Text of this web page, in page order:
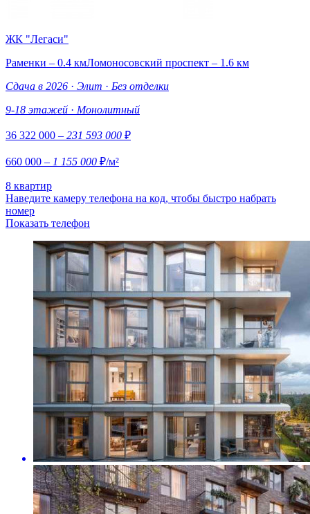
ЖК "Легаси"
Раменки – 0.4 кмЛомоносовский проспект – 1.6 км
Сдача в 2026 · Элит · Без отделки
9-18 этажей · Монолитный
36 322 000 – 231 593 000 ₽
660 000 – 1 155 000 ₽/м²
8 квартир
Наведите камеру телефона на код, чтобы быстро набрать
номер
Показать телефон